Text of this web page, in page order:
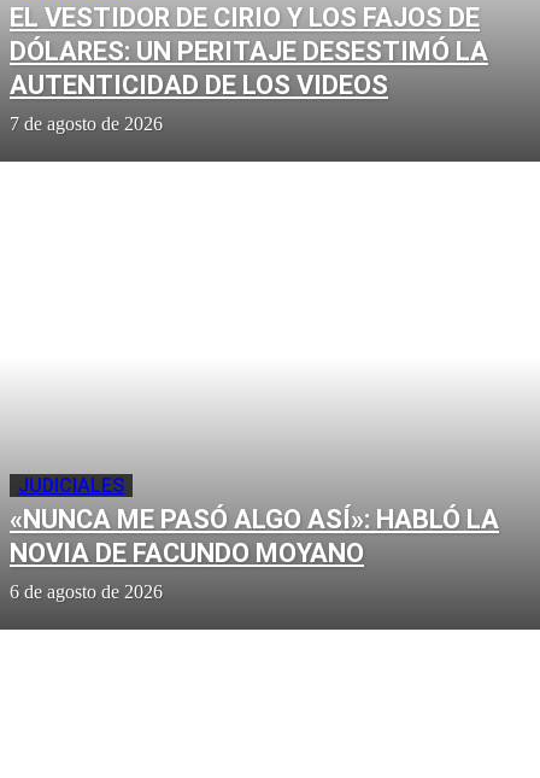
EL VESTIDOR DE CIRIO Y LOS FAJOS DE
DÓLARES: UN PERITAJE DESESTIMÓ LA
AUTENTICIDAD DE LOS VIDEOS
7 de agosto de 2026
JUDICIALES
«NUNCA ME PASÓ ALGO ASÍ»: HABLÓ LA
NOVIA DE FACUNDO MOYANO
6 de agosto de 2026